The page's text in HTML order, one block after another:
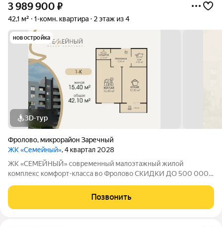
3 989 900 ₽
42,1 м² 1-комн. квартира 2 этаж из 4
новостройка
3D-тур
Фролово, микрорайон Заречный
ЖК «Семейный», 4 квартал 2028
ЖК «СЕМЕЙНЫЙ» современный малоэтажный жилой
комплекс комфорт-класса во Фролово СКИДКИ ДО 500 000
площадью 42,1 м с продуманной современной планировкой:
Позвонить